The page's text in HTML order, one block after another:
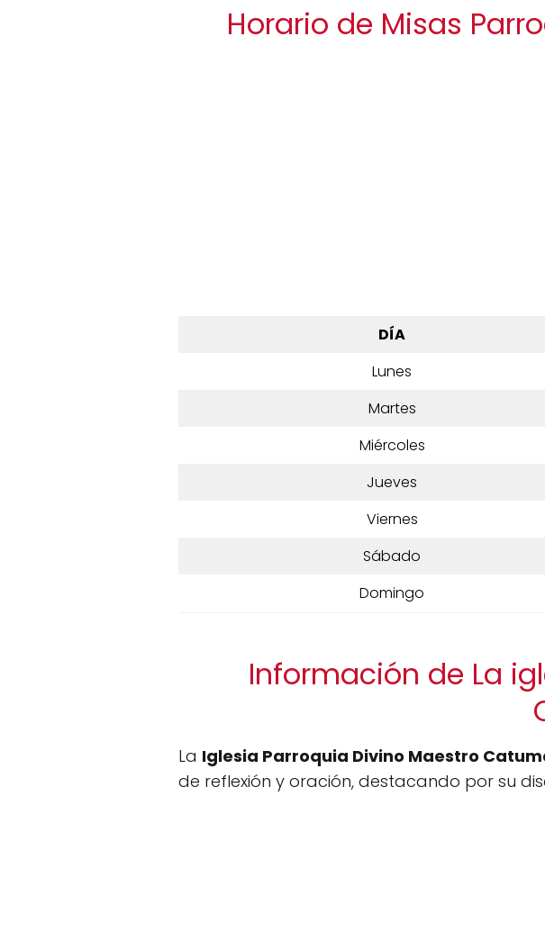
Horario de Misas
DÍA
Lunes
Martes
Miércoles
Jueves
Viernes
Sábado
Domingo
Información de La
La Iglesia Parroquia Divino Maestro
de reflexión y oración, destacando por su